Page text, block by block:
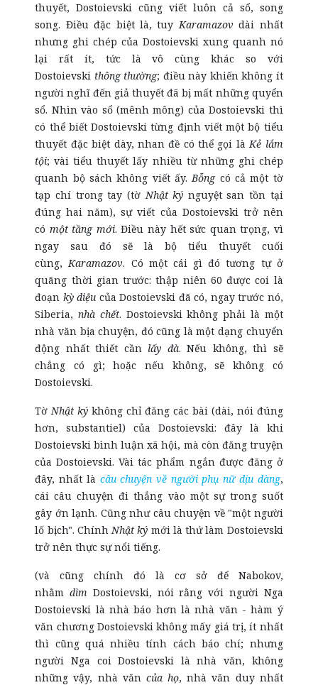
thuyết, Dostoievski cũng viết luôn cả sổ, song
song. Điều đặc biệt là, tuyKaramazov dài nhất
nhưng ghi chép của Dostoievski xung quanh nó
lại rất ít, tức là vô cùng khác so với
Dostoievski thông thường; điều này khiến không ít
người nghĩ đến giả thuyết đã bị mất những quyển
sổ. Nhìn vào sổ (mênh mông) của Dostoievski thì
có thể biết Dostoievski từng định viết một bộ tiểu
thuyết đặc biệt dày, nhan đề có thể gọi làKẻ lắm
tội; vài tiểu thuyết lấy nhiều từ những ghi chép
quanh bộ sách không viết ấy.Bỗngcó cả một tờ
tạp chí trong tay (tờNhật ký nguyệt san tồn tại
đúng hai năm), sự viết của Dostoievski trở nên
có một tầng mới. Điều này hết sức quan trọng, vì
ngay sau đó sẽ là bộ tiểu thuyết cuối
cùng,Karamazov. Có một cái gì đó tương tự ở
quãng thời gian trước: thập niên 60 được coi là
đoạn kỳ diệu của Dostoievski đã có, ngay trước nó,
Siberia,nhà chết. Dostoievski không phải là một
nhà văn bịa chuyện, đó cũng là một dạng chuyển
động nhất thiết cần lấy đà. Nếu không, thì sẽ
chẳng có gì; hoặc nếu không, sẽ không có
Dostoievski.
TờNhật ký không chỉ đăng các bài (dài, nói đúng
hơn, substantiel) của Dostoievski: đây là khi
Dostoievski bình luận xã hội, mà còn đăng truyện
của Dostoievski. Vài tác phẩm ngắn được đăng ở
đây, nhất là câu chuyện về người phụ nữ dịu dàng,
cái câu chuyện đi thẳng vào một sự trong suốt
gây ớn lạnh. Cũng như câu chuyện về "một người
lố bịch". ChínhNhật ký mới là thứ làm Dostoievski
trở nên thực sự nổi tiếng.
(và cũng chính đó là cơ sở để Nabokov,
nhằmdìm Dostoievski, nói rằng với người Nga
Dostoievski là nhà báo hơn là nhà văn - hàm ý
văn chương Dostoievski không mấy giá trị, ít nhất
thì cũng quá nhiều tính cách báo chí; nhưng
người Nga coi Dostoievski là nhà văn, không
những vậy, nhà văn của họ, nhà văn duy nhất